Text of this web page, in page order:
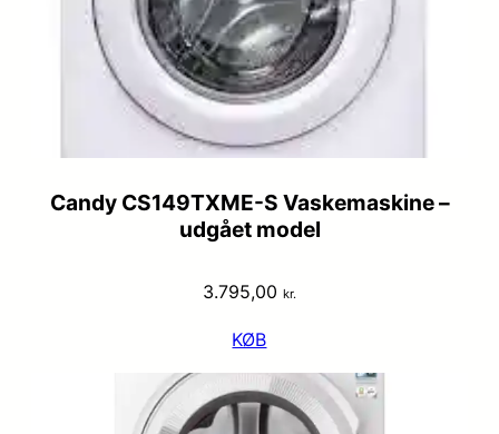
Candy CS149TXME-S Vaskemaskine –
udgået model
3.795,00 kr.
KØB